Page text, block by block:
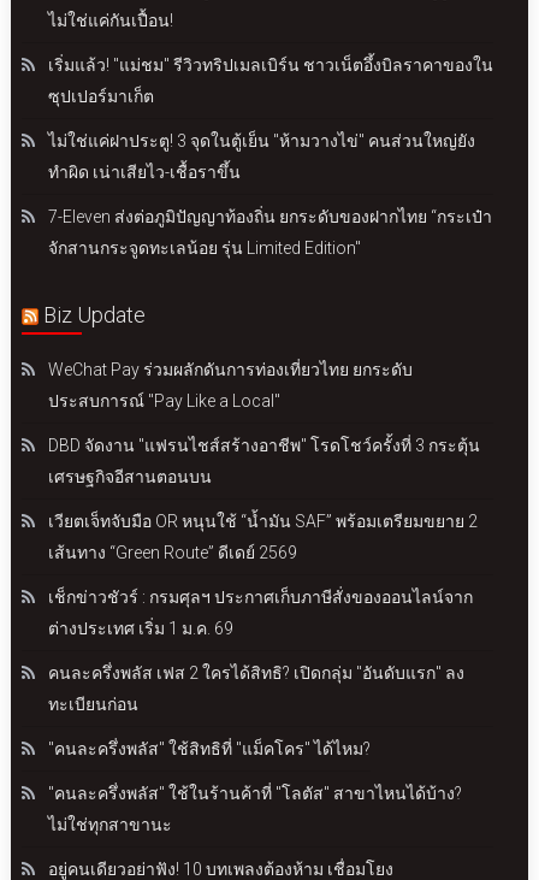
ไม่ใช่แค่กันเปื้อน!
เริ่มแล้ว! "แม่ชม" รีวิวทริปเมลเบิร์น ชาวเน็ตอึ้งบิลราคาของใน
ซุปเปอร์มาเก็ต
ไม่ใช่แค่ฝาประตู! 3 จุดในตู้เย็น "ห้ามวางไข่" คนส่วนใหญ่ยัง
ทำผิด เน่าเสียไว-เชื้อราขึ้น
7-Eleven ส่งต่อภูมิปัญญาท้องถิ่น ยกระดับของฝากไทย “กระเป๋า
จักสานกระจูดทะเลน้อย รุ่น Limited Edition"
Biz Update
WeChat Pay ร่วมผลักดันการท่องเที่ยวไทย ยกระดับ
ประสบการณ์ "Pay Like a Local"
DBD จัดงาน "แฟรนไชส์สร้างอาชีพ" โรดโชว์ครั้งที่ 3 กระตุ้น
เศรษฐกิจอีสานตอนบน
เวียตเจ็ทจับมือ OR หนุนใช้ “น้ำมัน SAF” พร้อมเตรียมขยาย 2
เส้นทาง “Green Route” ดีเดย์ 2569
เช็กข่าวชัวร์ : กรมศุลฯ ประกาศเก็บภาษีสั่งของออนไลน์จาก
ต่างประเทศ เริ่ม 1 ม.ค. 69
คนละครึ่งพลัส เฟส 2 ใครได้สิทธิ? เปิดกลุ่ม "อันดับแรก" ลง
ทะเบียนก่อน
"คนละครึ่งพลัส" ใช้สิทธิที่ "แม็คโคร" ได้ไหม?
"คนละครึ่งพลัส" ใช้ในร้านค้าที่ "โลตัส" สาขาไหนได้บ้าง?
ไม่ใช่ทุกสาขานะ
อยู่คนเดียวอย่าฟัง! 10 บทเพลงต้องห้าม เชื่อมโยง